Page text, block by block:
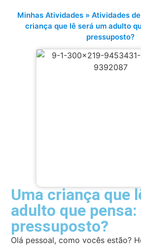
Minhas Atividades» Atividades
criança que lê será um adulto
pressuposto?
Uma criança que
adulto que pensa:
pressuposto?
Olá pessoal, como vocês estão?